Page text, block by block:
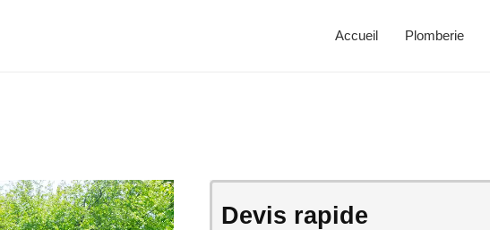
Accueil Plomberie
Devis rapide